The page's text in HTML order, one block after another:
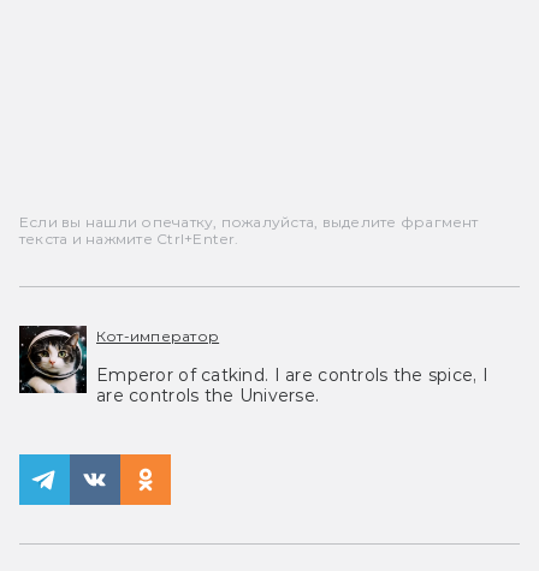
Если вы нашли опечатку, пожалуйста, выделите фрагмент
текста и нажмите Ctrl+Enter.
Кот-император
Emperor of catkind. I are controls the spice, I
are controls the Universe.